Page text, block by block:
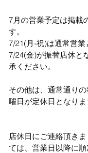
7月の営業予定は掲載
す。
7/21(月-祝)は通常営業
7/24(金)が振替店休と
承ください。
その他は、通常通り
曜日が定休日となりま
店休日にご連絡頂き
ては、営業日以降に